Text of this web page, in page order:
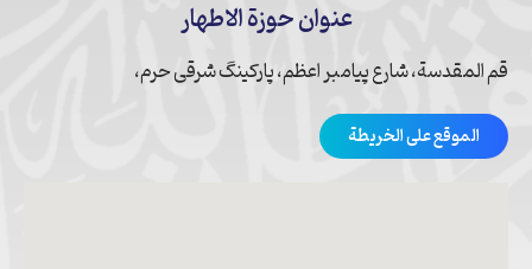
عنوان حوزة الاطهار
قم المقدسة، شارع پیامبر اعظم، پارکینگ شرقی حرم،
الموقع على الخريطة